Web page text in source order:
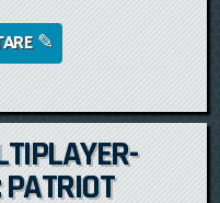
ZUM
MASS EFFECT 3
✎